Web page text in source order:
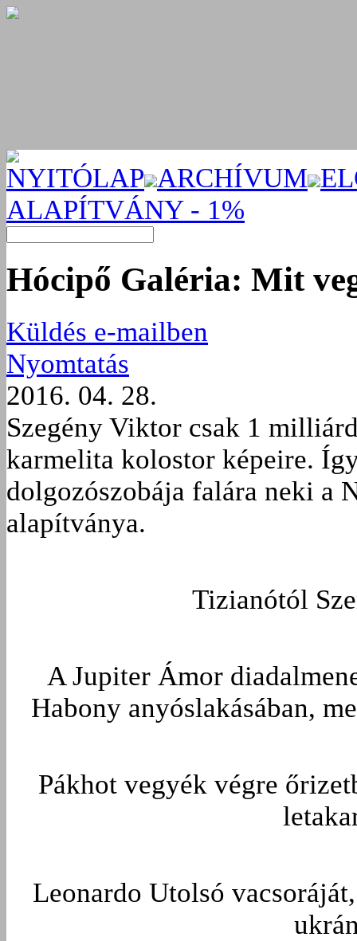
NYITÓLAP ARCHÍVUM
ALAPÍTVÁNY - 1%
Hócipő Galéria: Mit
Küldés e-mailben
Nyomtatás
2016. 04. 28.
Szegény Viktor csak 1
karmelita kolostor képeire.
dolgozószobája falára neki a
alapítványa.
Tizianótól
A Jupiter Ámor
Habony anyóslakásában,
Pákhot vegyék végre
Leonardo Utolsó